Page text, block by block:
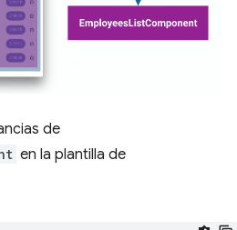
de
en la plantilla de